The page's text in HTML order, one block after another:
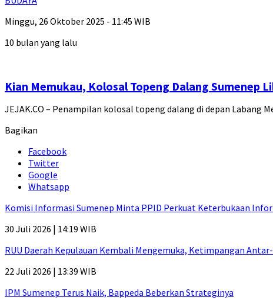
Minggu, 26 Oktober 2025 - 11:45 WIB
10 bulan yang lalu
Kian Memukau, Kolosal Topeng Dalang Sumenep
JEJAK.CO – Penampilan kolosal topeng dalang di depan Labang
Bagikan
Facebook
Twitter
Google
Whatsapp
Komisi Informasi Sumenep Minta PPID Perkuat Keterbukaan
30 Juli 2026 | 14:19 WIB
RUU Daerah Kepulauan Kembali Mengemuka, Ketimpangan
22 Juli 2026 | 13:39 WIB
IPM Sumenep Terus Naik, Bappeda Beberkan Strateginya